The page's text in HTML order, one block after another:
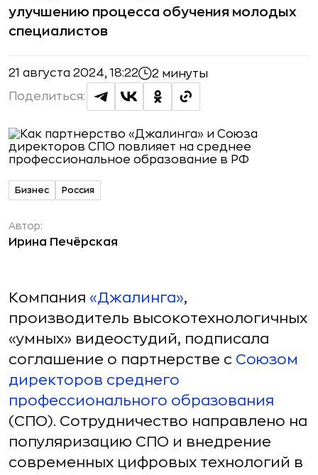
улучшению процесса обучения молодых
специалистов
21 августа 2024, 18:22 2 минуты
Поделиться:
Бизнес Россия
Автор:
Ирина Печёрская
Компания «Джалинга»,
производитель высокотехнологичных
«умных» видеостудий, подписала
соглашение о партнерстве с Союзом
директоров среднего
профессионального образования
(СПО). Сотрудничество направлено на
популяризацию СПО и внедрение
современных цифровых технологий в